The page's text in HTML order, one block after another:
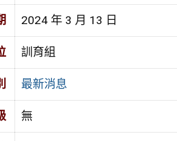
2024 年 3 月 13 日
訓育組
最新消息
無